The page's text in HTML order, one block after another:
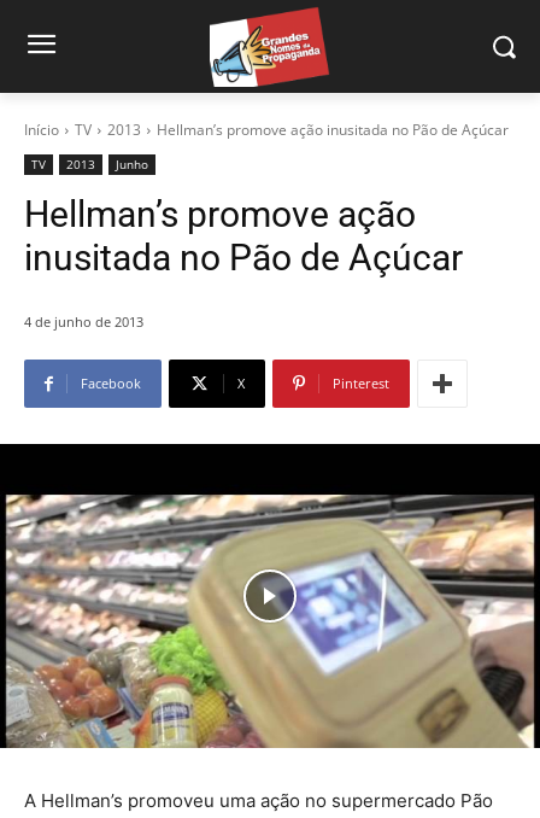
Início TV 2013 Hellman’s promove ação inusitada no Pão de Açúcar
TV 2013 Junho
Hellman’s promove ação
inusitada no Pão de Açúcar
4 de junho de 2013
Facebook X Pinterest
A Hellman’s promoveu uma ação no supermercado Pão